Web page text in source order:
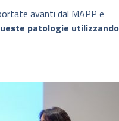
avanti dal MAPP e
patologie utilizzando